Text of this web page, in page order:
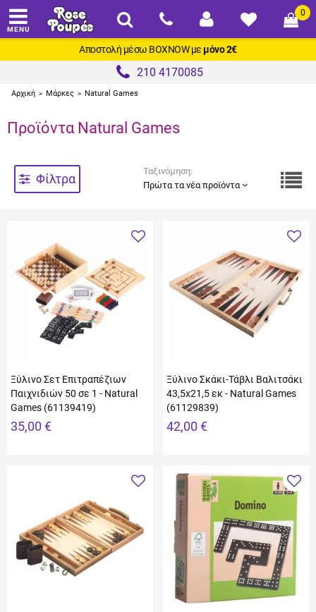
Αποστολή μέσω BOXNOWμε μόνο 2€
MENU
0
210 4170085
Αρχική > Μάρκες > Natural Games
Προϊόντα Natural Games
Φίλτρα
Ταξινόμηση:
Πρώτα τα νέα προϊόντα
Ξύλινo Σετ Επιτραπέζιων
Παιχνιδιών 50 σε 1 - Natural
Games (61139419)
35,00 €
Ξύλινο Σκάκι-Τάβλι Βαλιτσάκι
43,5x21,5 εκ - Natural Games
(61129839)
42,00 €